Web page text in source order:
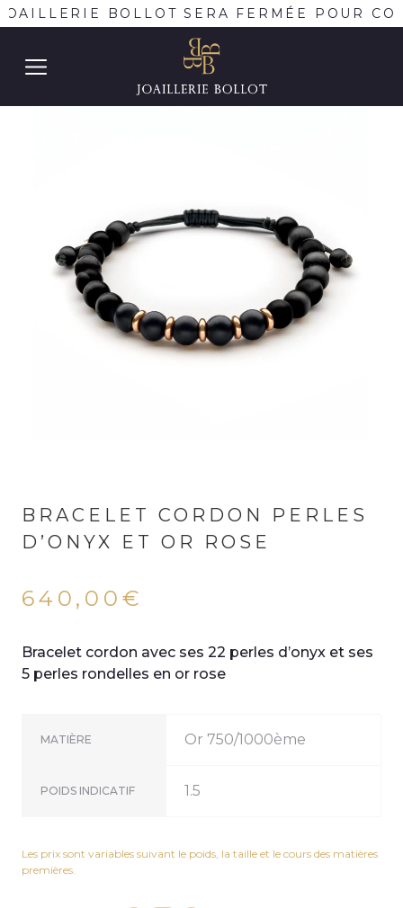
BOLLOT SERA FERMÉE POUR
BRACELET CORDON PERLES
D’ONYX ET OR ROSE
640,00 €
Bracelet cordon avec ses 22 perles d’onyx et ses
5 perles rondelles en or rose
MATIÈRE Or 750/1000ème
POIDS INDICATIF 1.5
Les prix sont variables suivant le poids, la taille et le cours des matières
premières.